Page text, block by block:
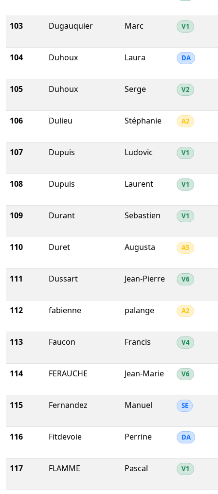
103 Dugauquier Marc V1
104 Duhoux Laura DA
105 Duhoux Serge V2
106 Dulieu Stéphanie A2
107 Dupuis Ludovic V1
108 Dupuis Laurent V1
109 Durant Sebastien V1
110 Duret Augusta A5
111 Dussart Jean-Pierre V6
112 fabienne palange A2
113 Faucon Francis V4
114 FERAUCHE Jean-Marie V6
115 Fernandez Manuel SE
116 Fitdevoie Perrine DA
117 FLAMME Pascal V1